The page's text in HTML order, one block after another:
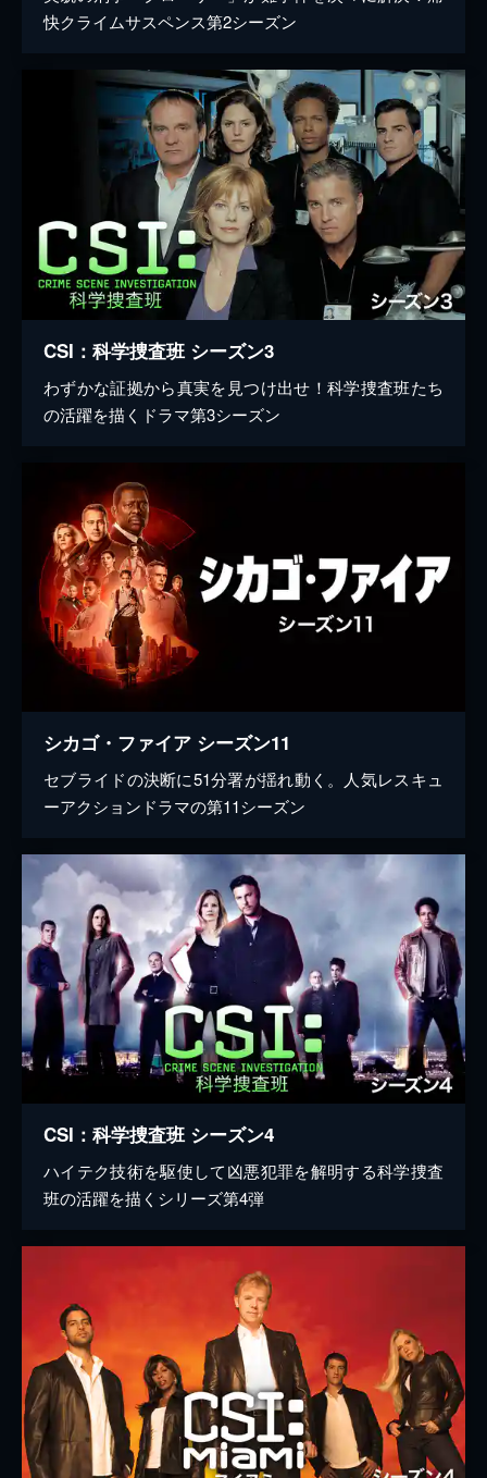
快クライムサスペンス第2シーズン
CSI：科学捜査班 シーズン3
わずかな証拠から真実を見つけ出せ！科学捜査班たち
の活躍を描くドラマ第3シーズン
シカゴ・ファイア シーズン11
セブライドの決断に51分署が揺れ動く。人気レスキュ
ーアクションドラマの第11シーズン
CSI：科学捜査班 シーズン4
ハイテク技術を駆使して凶悪犯罪を解明する科学捜査
班の活躍を描くシリーズ第4弾